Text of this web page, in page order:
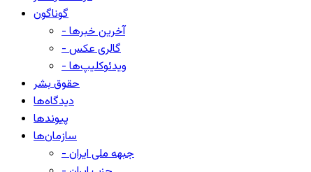
گوناگون
- آخرین خبرها
- گالری عکس
- ویدئوکلیپ‌ها
حقوق بشر
دیدگاه‌ها
پیوندها
سازمان‌ها
- جبهه ملی ایران